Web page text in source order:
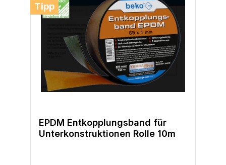
Tipp
EPDM Entkopplungsband für
Unterkonstruktionen Rolle 10m